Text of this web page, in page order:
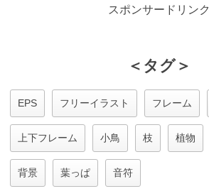
スポンサードリンク
＜タグ＞
EPS フリーイラスト フレーム
上下フレーム 小鳥 枝 植物
背景 葉っぱ 音符